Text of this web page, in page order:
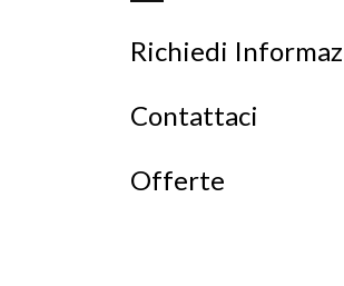
Richiedi
Contattaci
Offerte